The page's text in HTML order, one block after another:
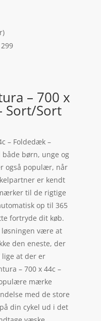
– 700 x
Sort/Sort
– Foldedæk –
børn, unge og
også populær, når
er kendt
til de rigtige
op til 365
fortryde dit køb.
være at
den eneste, der
lige at der er
– 700 x 44c –
mærke
med de store
din cykel ud i det